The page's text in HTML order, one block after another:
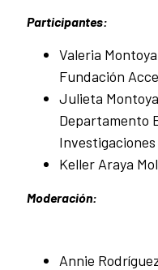
Participantes:
Valeria
Fundación
Julieta
Departamento
Investigaciones
Keller Araya
Moderación:
Annie